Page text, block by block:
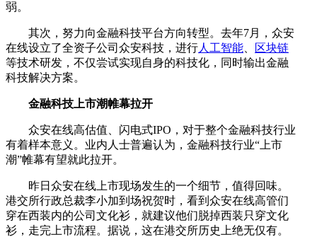
弱。
其次，努力向金融科技平台方向转型。去年7月，众安
在线设立了全资子公司众安科技，进行人工智能
区块链
等技术研发，不仅尝试实现自身的科技化，同时输出金融
科技解决方案。
金融科技上市潮帷幕拉开
众安在线高估值、闪电式IPO，对于整个金融科技行业
有着样本意义。业内人士普遍认为，金融科技行业“上市
潮”帷幕有望就此拉开。
昨日众安在线上市现场发生的一个细节，值得回味。
港交所行政总裁李小加到场祝贺时，看到众安在线高管们
穿在西装内的公司文化衫，就建议他们脱掉西装只穿文化
衫，走完上市流程。据说，这在港交所历史上绝无仅有。